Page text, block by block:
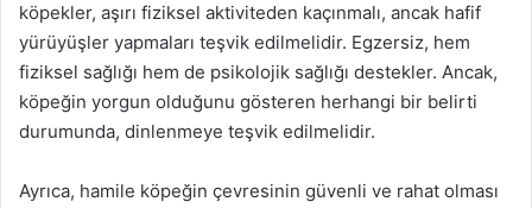
köpekler, aşırı fiziksel aktiviteden kaçınmalı, ancak hafif
yürüyüşler yapmaları teşvik edilmelidir. Egzersiz, hem
fiziksel sağlığı hem de psikolojik sağlığı destekler. Ancak,
köpeğin yorgun olduğunu gösteren herhangi bir belirti
durumunda, dinlenmeye teşvik edilmelidir.
Ayrıca, hamile köpeğin çevresinin güvenli ve rahat olması